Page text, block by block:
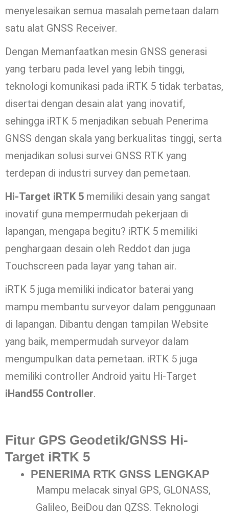
menyelesaikan semua masalah pemetaan dalam
satu alat GNSS Receiver.
Dengan Memanfaatkan mesin GNSS generasi
yang terbaru pada level yang lebih tinggi,
teknologi komunikasi pada iRTK 5 tidak terbatas,
disertai dengan desain alat yang inovatif,
sehingga iRTK 5 menjadikan sebuah Penerima
GNSS dengan skala yang berkualitas tinggi, serta
menjadikan solusi survei GNSS RTK yang
terdepan di industri survey dan pemetaan.
Hi-Target iRTK 5 memiliki desain yang sangat
inovatif guna mempermudah pekerjaan di
lapangan, mengapa begitu? iRTK 5 memiliki
penghargaan desain oleh Reddot dan juga
Touchscreen pada layar yang tahan air.
iRTK 5 juga memiliki indicator baterai yang
mampu membantu surveyor dalam penggunaan
di lapangan. Dibantu dengan tampilan Website
yang baik, mempermudah surveyor dalam
mengumpulkan data pemetaan. iRTK 5 juga
memiliki controller Android yaitu Hi-Target
iHand55 Controller.
Fitur GPS Geodetik/GNSS Hi-
Target iRTK 5
PENERIMA RTK GNSS LENGKAP
Mampu melacak sinyal GPS, GLONASS,
Galileo, BeiDou dan QZSS. Teknologi